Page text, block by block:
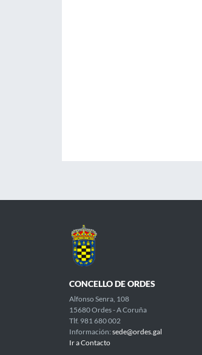
CONCELLO DE ORDES
Alfonso Senra, 108
15680 Ordes - A Coruña
Tlf. 981 680 002
Información: sede@ordes.gal
Ir a Contacto